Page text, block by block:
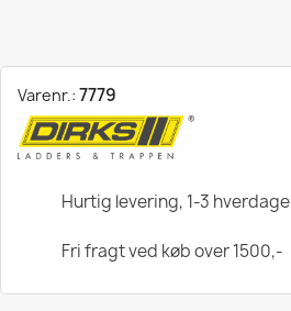
Varenr.: 7779
Hurtig levering, 1-3 hverdage
Fri fragt ved køb over 1500,-